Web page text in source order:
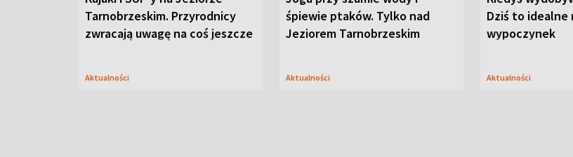
Tarnobrzeskim. Przyrodnicy
zwracają uwagę na coś jeszcze
Aktualności
śpiewie ptaków. Tylko nad
Jeziorem Tarnobrzeskim
Aktualności
Dziś to idealne
wypoczynek
Aktualności